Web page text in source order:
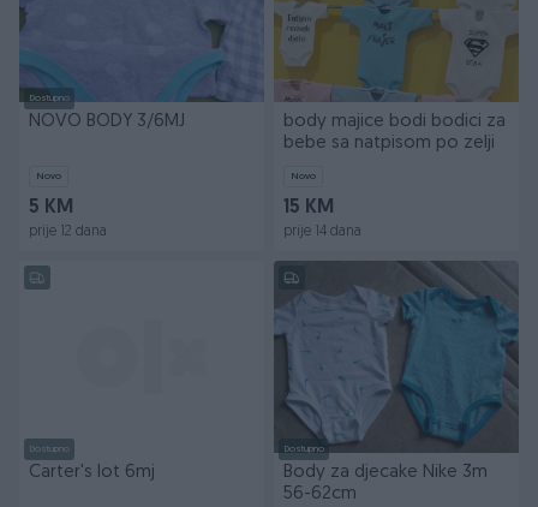
Dostupno
NOVO BODY 3/6MJ
Novo
5 KM
prije 12 dana
body majice bodi bodici za
bebe sa natpisom po zelji
Novo
15 KM
prije 14 dana
Dostupno
Carter's lot 6mj
Dostupno
Body za djecake Nike 3m
56-62cm